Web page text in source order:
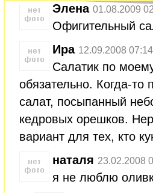
Элена 01.08.2009
Офигительный
Ира 12.09.2008 07:14
Салатик по
обязательно. Когда-то
салат, посыпанный
кедровых орешков.
вариант для тех, кто
наталя 23.02.2008
я не люблю